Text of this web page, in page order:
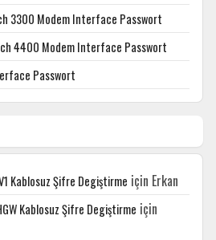
3300 Modem Interface Passwort
4400 Modem Interface Passwort
Passwort
Kablosuz Şifre Degiştirme için Erkan
Kablosuz Şifre Degiştirme için